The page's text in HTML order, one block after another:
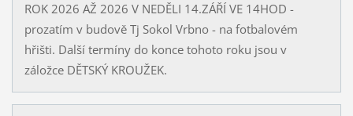
ROK 2026 AŽ 2026 V NEDĚLI 14.ZÁŘÍ VE 14HOD -
prozatím v budově Tj Sokol Vrbno - na fotbalovém
hřišti. Další termíny do konce tohoto roku jsou v
záložce DĚTSKÝ KROUŽEK.